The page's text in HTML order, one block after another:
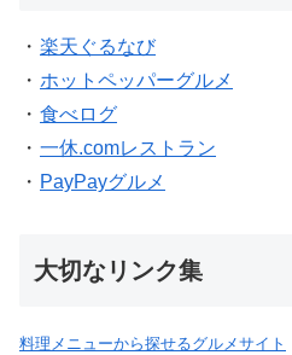
・ 楽天ぐるなび
・ ホットペッパーグルメ
・ 食べログ
・ 一休.comレストラン
・ PayPayグルメ
大切なリンク集
料理メニューから探せるグルメサイト